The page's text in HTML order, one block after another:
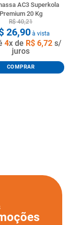
AC3 Superkola
Premium 20 Kg
R$ 40,21
26,90à vista
4x de R$ 6,72 s/
juros
COMPRAR